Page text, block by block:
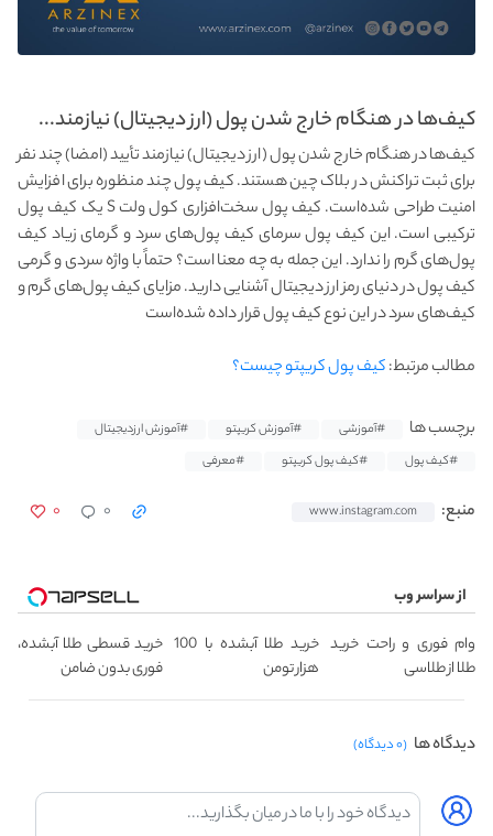
کیف‌ها در هنگام خارج شدن پول (ارز دیجیتال) نیازمند...
کیف‌ها در هنگام خارج شدن پول (ارز دیجیتال) نیازمند تأیید (امضا) چند نفر
برای ثبت تراکنش در بلاک چین هستند. کیف پول چند منظوره برای افزایش
امنیت طراحی شده‌است. کیف پول سخت‌افزاری کول ولت S یک کیف پول
ترکیبی است. این کیف پول سرمای کیف پول‌های سرد و گرمای زیاد کیف
پول‌های گرم را ندارد. این جمله به چه معنا است؟ حتماً با واژه سردی و گرمی
کیف پول در دنیای رمز ارز دیجیتال آشنایی دارید. مزایای کیف پول‌های گرم و
کیف‌های سرد در این نوع کیف پول قرار داده شده‌است
مطالب مرتبط:کیف پول کریپتو چیست؟
برچسب ها #آموزشی #آموزش کریپتو
#آموزش ارزدیجیتال
#کیف پول
#کیف پول کریپتو #معرفی
منبع: www.instagram.com ۰ ۰
از سراسر وب
وام فوری و راحت خرید
طلا از طلاسی
خرید طلا آبشده با 100
هزار تومن
خرید قسطی طلا آبشده،
فوری بدون ضامن
دیدگاه ها (۰ دیدگاه)